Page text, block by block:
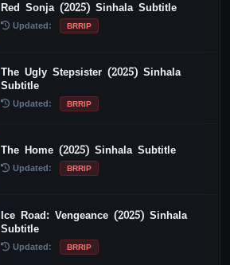
Red Sonja (2025) Sinhala Subtitle
Updated: BRRIP
The Ugly Stepsister (2025) Sinhala
Subtitle
Updated: BRRIP
The Home (2025) Sinhala Subtitle
Updated: BRRIP
Ice Road: Vengeance (2025) Sinhala
Subtitle
Updated: BRRIP